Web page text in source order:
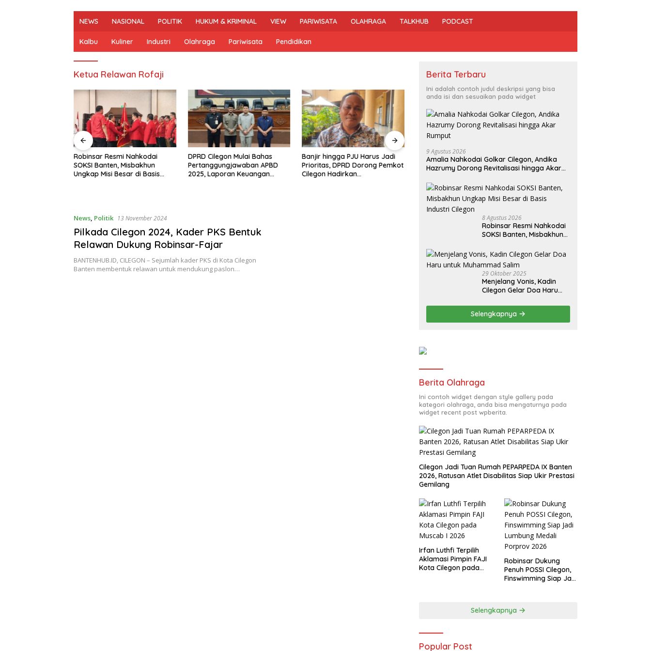
NEWS NASIONAL POLITIK HUKUM & KRIMINAL VIEW PARIWISATA OLAHRAGA TALKHUB PODCAST
Kalbu Kuliner Industri Olahraga Pariwisata Pendidikan
Ketua Relawan Rofaji
Robinsar Resmi Nahkodai
SOKSI Banten, Misbakhun
Ungkap Misi Besar di Basis
DPRD Cilegon Mulai Bahas
Pertanggungjawaban APBD
2025, Laporan Keuangan
Banjir hingga PJU Harus Jadi
Prioritas, DPRD Dorong Pemkot
Cilegon Hadirkan
DPRD Cilegon Dorong Warga
2026, Hasilnya Bakal Tentukan
Arah Pembangunan
Ratusan Atlet Disabilitas Siap
Ukir Prestasi Gemilang
News, Politik 13 November 2024
Pilkada Cilegon 2024, Kader PKS Bentuk
Relawan Dukung Robinsar-Fajar
BANTENHUB.ID, CILEGON – Sejumlah kader PKS di Kota Cilegon
Banten membentuk relawan untuk mendukung paslon…
Berita Terbaru
Ini adalah contoh judul deskripsi yang bisa
anda isi dan sesuaikan pada widget
9 Agustus 2026
Amalia Nahkodai Golkar Cilegon, Andika
Hazrumy Dorong Revitalisasi hingga Akar
8 Agustus 2026
Robinsar Resmi Nahkodai
SOKSI Banten, Misbakhun
Industri Cilegon
29 Oktober 2025
Menjelang Vonis, Kadin
Cilegon Gelar Doa Haru
Selengkapnya
Berita Olahraga
Ini contoh widget dengan style gallery pada
kategori olahraga, anda bisa mengaturnya pada
widget recent post wpberita.
Cilegon Jadi Tuan Rumah PEPARPEDA IX Banten
2026, Ratusan Atlet Disabilitas Siap Ukir Prestasi
Gemilang
Irfan Luthfi Terpilih
Aklamasi Pimpin FAJI
Kota Cilegon pada
Robinsar Dukung
Penuh POSSI Cilegon,
Finswimming Siap Jadi
Selengkapnya
Popular Post